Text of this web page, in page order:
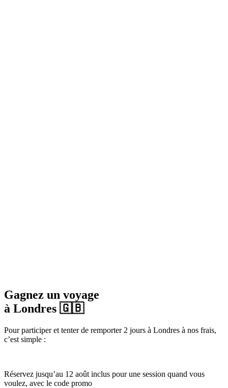
Gagnez un voyage
à Londres 🇬🇧
Pour participer et tenter de remporter 2 jours à Londres à nos frais,
c’est simple :
Réservez jusqu’au 12 août inclus pour une session quand vous
voulez, avec le code promo